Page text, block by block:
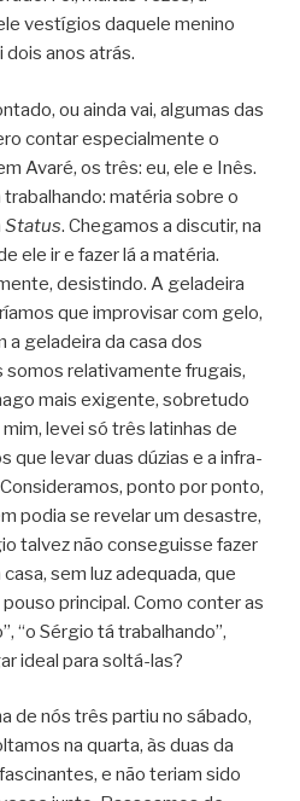
vestígios daquele menino
anos atrás.
ou ainda vai, algumas das
contar especialmente o
Avaré, os três: eu, ele e Inês.
matéria sobre o
Status. Chegamos a discutir, na
ele ir e fazer lá a matéria.
desistindo. A geladeira
que improvisar com gelo,
a geladeira da casa dos
somos relativamente frugais,
mais exigente, sobretudo
levei só três latinhas de
que levar duas dúzias e a infra-
ponto por ponto,
podia se revelar um desastre,
talvez não conseguisse fazer
sem luz adequada, que
principal. Como conter as
“o Sérgio tá trabalhando”,
ideal para soltá-las?
de nós três partiu no sábado,
na quarta, às duas da
e não teriam sido